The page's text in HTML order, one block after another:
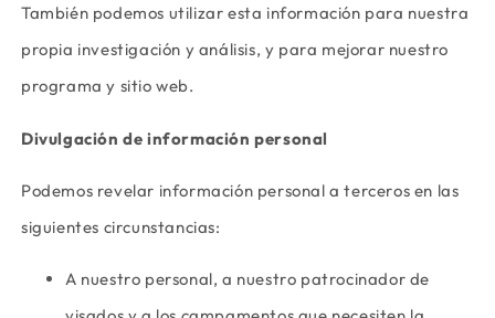
También podemos utilizar esta información para nuestra
propia investigación y análisis, y para mejorar nuestro
programa y sitio web.
Divulgación de información personal
Podemos revelar información personal a terceros en las
siguientes circunstancias:
A nuestro personal, a nuestro patrocinador de